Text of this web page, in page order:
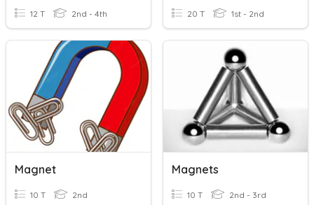
12 T 2nd - 4th 20 T 1st - 2nd
Magnet
10 T 2nd
Magnets
10 T 2nd - 3rd